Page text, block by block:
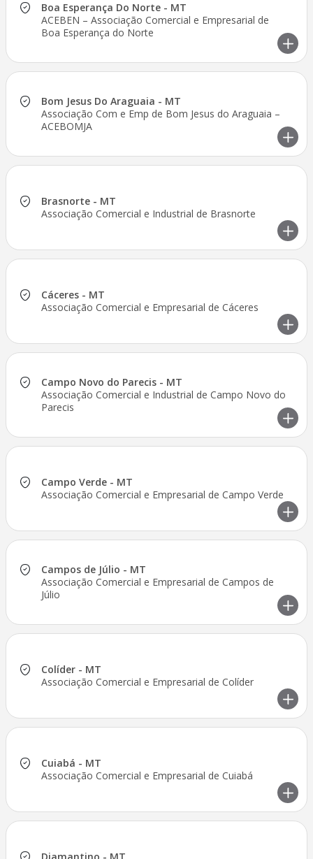
Boa Esperança Do Norte - MT
ACEBEN – Associação Comercial e Empresarial de
Boa Esperança do Norte
Bom Jesus Do Araguaia - MT
Associação Com e Emp de Bom Jesus do Araguaia –
ACEBOMJA
Brasnorte - MT
Associação Comercial e Industrial de Brasnorte
Cáceres - MT
Associação Comercial e Empresarial de Cáceres
Campo Novo do Parecis - MT
Associação Comercial e Industrial de Campo Novo do
Parecis
Campo Verde - MT
Associação Comercial e Empresarial de Campo Verde
Campos de Júlio - MT
Associação Comercial e Empresarial de Campos de
Júlio
Colíder - MT
Associação Comercial e Empresarial de Colíder
Cuiabá - MT
Associação Comercial e Empresarial de Cuiabá